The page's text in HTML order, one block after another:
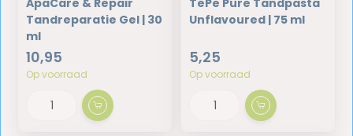
ApaCare & Repair
Tandreparatie Gel | 30
ml
10,95
Op voorraad
TePe Pure Tandpasta
Unflavoured | 75 ml
5,25
Op voorraad